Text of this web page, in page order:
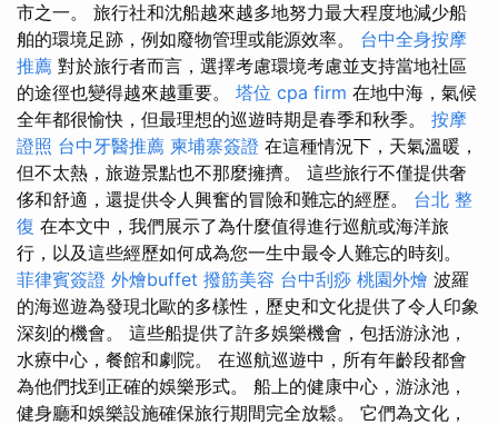
市之一。 旅行社和沈船越來越多地努力最大程度地減少船
舶的環境足跡，例如廢物管理或能源效率。 台中全身按摩
推薦 對於旅行者而言，選擇考慮環境考慮並支持當地社區
的途徑也變得越來越重要。 塔位 cpa firm 在地中海，氣候
全年都很愉快，但最理想的巡遊時期是春季和秋季。 按摩
證照 台中牙醫推薦 柬埔寨簽證 在這種情況下，天氣溫暖，
但不太熱，旅遊景點也不那麼擁擠。 這些旅行不僅提供奢
侈和舒適，還提供令人興奮的冒險和難忘的經歷。 台北 整
復 在本文中，我們展示了為什麼值得進行巡航或海洋旅
行，以及這些經歷如何成為您一生中最令人難忘的時刻。
菲律賓簽證 外燴buffet 撥筋美容 台中刮痧 桃園外燴 波羅
的海巡遊為發現北歐的多樣性，歷史和文化提供了令人印象
深刻的機會。 這些船提供了許多娛樂機會，包括游泳池，
水療中心，餐館和劇院。 在巡航巡遊中，所有年齡段都會
為他們找到正確的娛樂形式。 船上的健康中心，游泳池，
健身廳和娛樂設施確保旅行期間完全放鬆。 它們為文化，